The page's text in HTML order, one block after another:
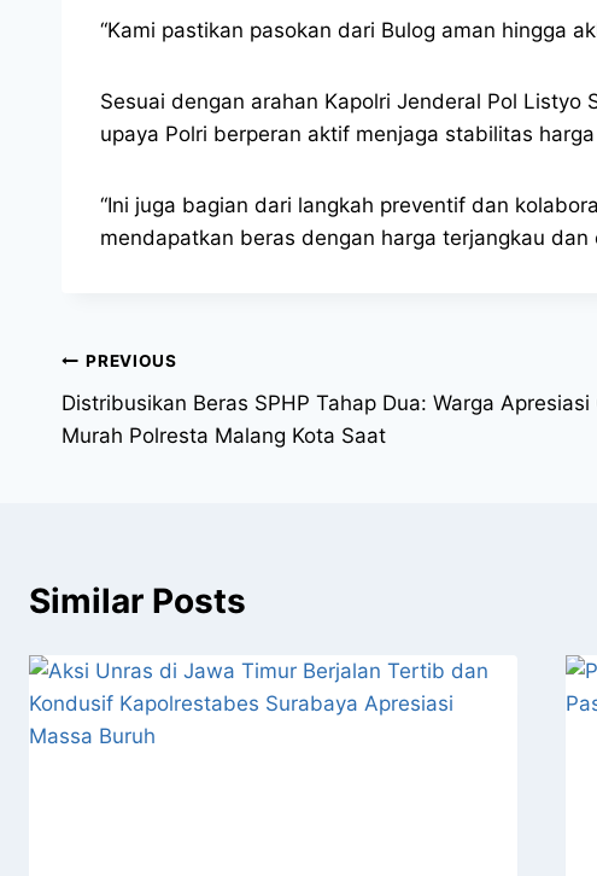
“Kami pastikan pasokan dari Bulog aman hingga
Sesuai dengan arahan Kapolri Jenderal Pol
upaya Polri berperan aktif menjaga stabilitas
“Ini juga bagian dari langkah preventif dan
mendapatkan beras dengan harga terjangkau
PREVIOUS
Distribusikan Beras SPHP Tahap Dua: Warga
Murah Polresta Malang Kota Saat
Similar Posts